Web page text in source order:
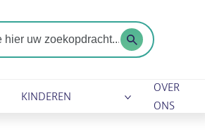
KINDEREN
OVER
ONS